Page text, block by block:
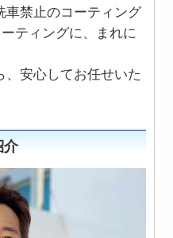
車禁止のコーティング
ティングに、まれに
、安心してお任せいた
介